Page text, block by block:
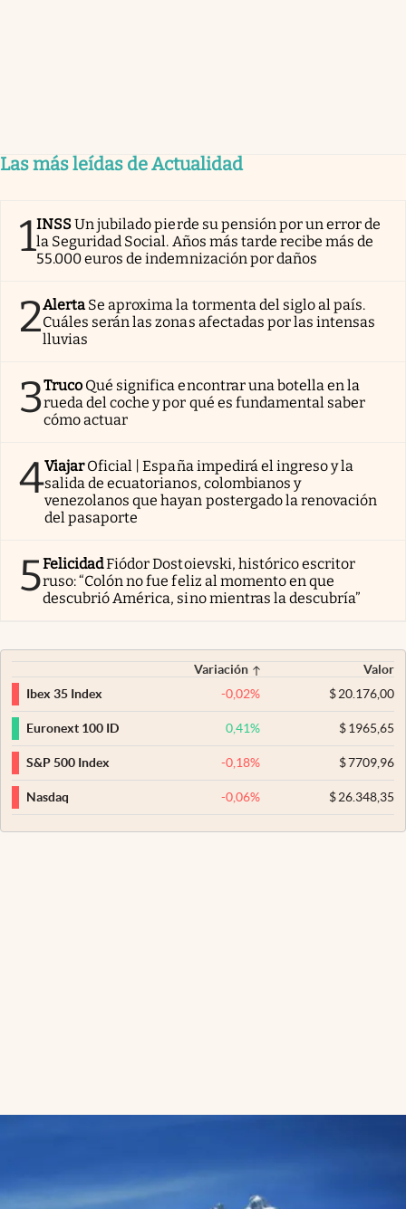
Las más leídas de Actualidad
1INSSUn jubilado pierde su pensión por un error de
la Seguridad Social. Años más tarde recibe más de
55.000 euros de indemnización por daños
2Alerta Se aproxima la tormenta del siglo al país.
Cuáles serán las zonas afectadas por las intensas
lluvias
3Truco Qué significa encontrar una botella en la
rueda del coche y por qué es fundamental saber
cómo actuar
4Viajar Oficial | España impedirá el ingreso y la
salida de ecuatorianos, colombianos y
venezolanos que hayan postergado la renovación
del pasaporte
5FelicidadFiódor Dostoievski, histórico escritor
ruso: “Colón no fue feliz al momento en que
descubrió América, sino mientras la descubría”
Variación
Valor
Ibex 35 Index
-0,02% $20.176,00
Euronext 100 ID 0,41% $1965,65
S&P 500 Index -0,18% $7709,96
Nasdaq -0,06% $26.348,35